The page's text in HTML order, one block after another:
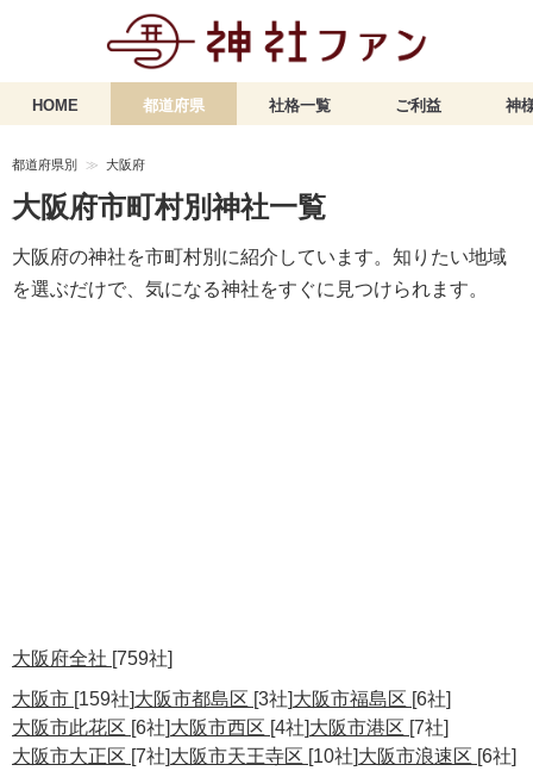
HOME 都道府県 社格一覧 ご利益 神
都道府県別 大阪府
大阪府市町村別神社一覧
大阪府の神社を市町村別に紹介しています。知りたい地域
を選ぶだけで、気になる神社をすぐに見つけられます。
大阪府全社 [759社]
大阪市 [159社]大阪市都島区 [3社]大阪市福島区 [6社]
大阪市此花区 [6社]大阪市西区 [4社]大阪市港区 [7社]
大阪市大正区 [7社]大阪市天王寺区 [10社]大阪市浪速区 [6社]